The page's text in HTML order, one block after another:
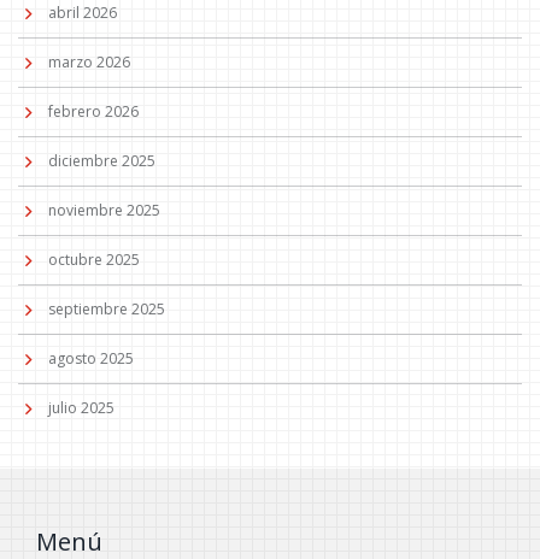
abril 2026
marzo 2026
febrero 2026
diciembre 2025
noviembre 2025
octubre 2025
septiembre 2025
agosto 2025
julio 2025
Menú